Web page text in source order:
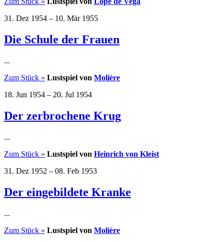
31. Dez 1954 – 10. Mär 1955
Die Schule der Frauen
...
Zum Stück » Lustspiel von Molière
18. Jun 1954 – 20. Jul 1954
Der zerbrochene Krug
...
Zum Stück » Lustspiel von Heinrich von Kleist
31. Dez 1952 – 08. Feb 1953
Der eingebildete Kranke
...
Zum Stück » Lustspiel von Molière